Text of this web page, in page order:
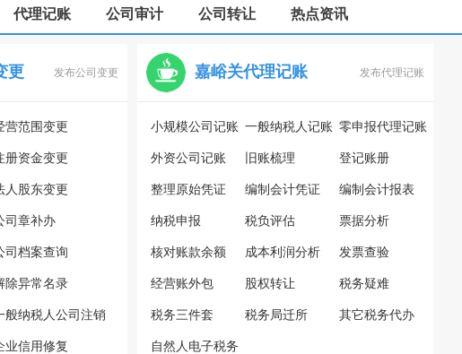
代理记账 公司审计 公司转让 热点资讯
更 发布公司变更
营范围变更
册资金变更
人股东变更
司章补办
司档案查询
除异常名录
般纳税人公司注销
业信用修复
嘉峪关代理记账 发布代理记账
小规模公司记账 一般纳税人记账 零申报代理记账
外资公司记账 旧账梳理 登记账册
整理原始凭证 编制会计凭证 编制会计报表
纳税申报 税负评估 票据分析
核对账款余额 成本利润分析 发票查验
经营账外包 股权转让 税务疑难
税务三件套 税务局迁所 其它税务代办
自然人电子税务